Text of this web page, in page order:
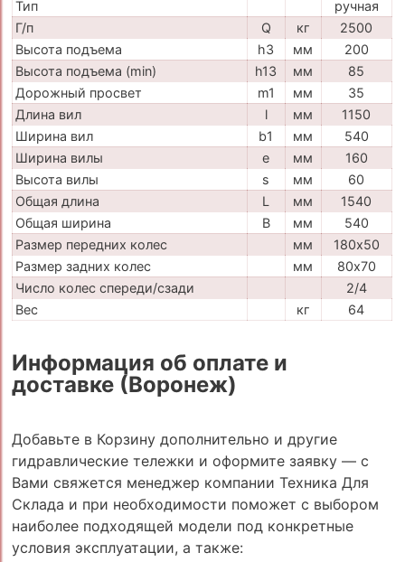
Тип
ручная
Г/п
Q кг
2500
Высота подъема
h3 мм
200
Высота подъема (min)
h13 мм
85
Дорожный просвет
m1 мм
35
Длина вил
l мм
1150
Ширина вил
b1 мм
540
Ширина вилы
e мм
160
Высота вилы
s мм
60
Общая длина
L мм
1540
Общая ширина
B мм
540
Размер передних колес
мм
180х50
Размер задних колес
мм
80х70
Число колес спереди/сзади
2/4
Вес
кг 64
Информация об оплате и
доставке (Воронеж)
Добавьте в Корзину дополнительно и другие
гидравлические тележки и оформите заявку — с
Вами свяжется менеджер компании Техника Для
Склада и при необходимости поможет с выбором
наиболее подходящей модели под конкретные
условия эксплуатации, а также: